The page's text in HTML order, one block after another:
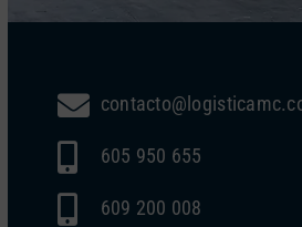
605 950 655
609 200 008